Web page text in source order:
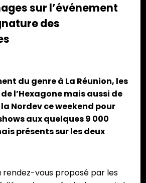
sur l’événement
des
du genre à La Réunion, les
l’Hexagone mais aussi de
Nordev ce weekend pour
aux quelques 9 000
présents sur les deux
rendez-vous proposé par les